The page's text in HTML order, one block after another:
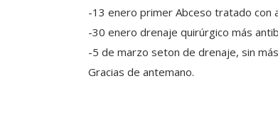
-13 enero primer Abceso tratado con
-30 enero drenaje quirúrgico más
-5 de marzo seton de drenaje, sin
Gracias de antemano.